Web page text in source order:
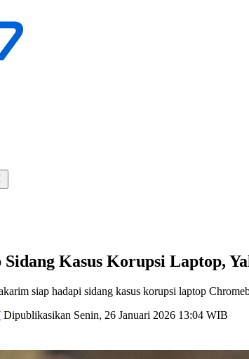
Kasus Korupsi Laptop,
siap hadapi sidang kasus korupsi laptop
Dipublikasikan Senin, 26 Januari 2026 13:04 WIB